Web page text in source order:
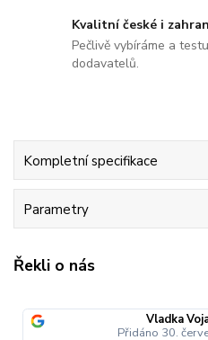
Kvalitní české i
Pečlivě vybíráme a
dodavatelů.
Kompletní specifikace
Parametry
Řekli o nás
Vladka
Přidáno 30.